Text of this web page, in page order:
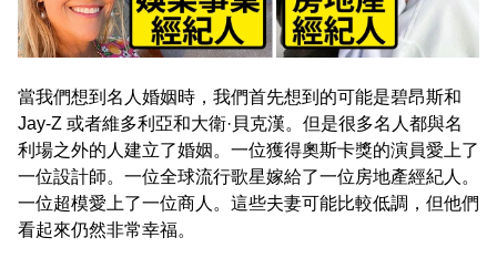
當我們想到名人婚姻時，我們首先想到的可能是碧昂斯和
Jay-Z 或者維多利亞和大衛·貝克漢。但是很多名人都與名
利場之外的人建立了婚姻。一位獲得奧斯卡獎的演員愛上了
一位設計師。一位全球流行歌星嫁給了一位房地產經紀人。
一位超模愛上了一位商人。這些夫妻可能比較低調，但他們
看起來仍然非常幸福。